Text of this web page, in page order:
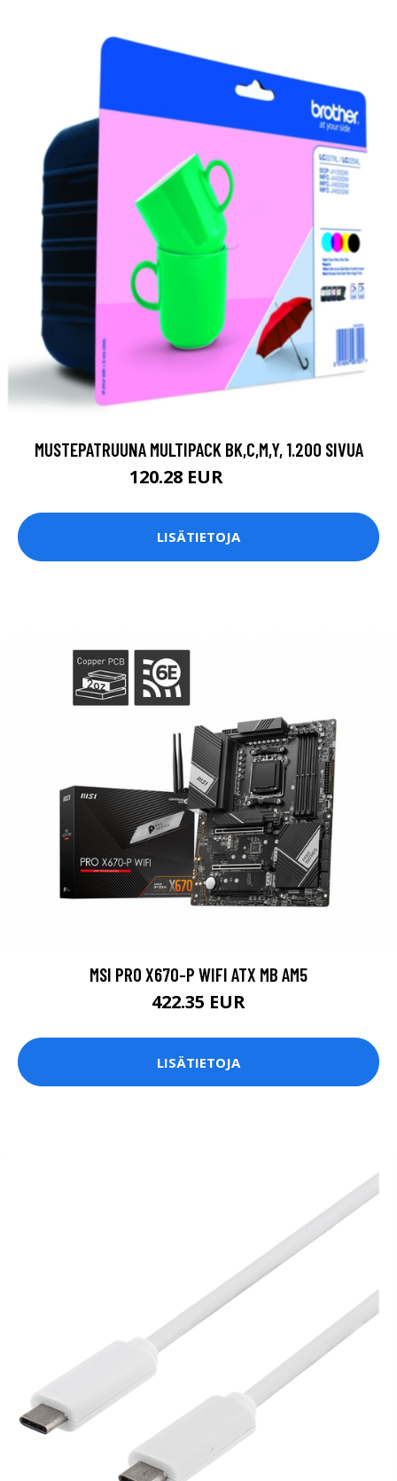
MUSTEPATRUUNA MULTIPACK BK,C,M,Y, 1.200 SIVUA
120.28 EUR
LISÄTIETOJA
MSI PRO X670-P WIFI ATX MB AM5
422.35 EUR
LISÄTIETOJA